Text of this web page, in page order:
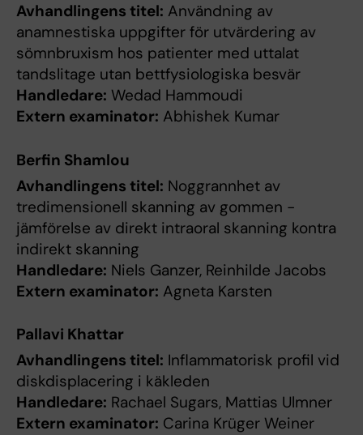
Avhandlingens titel: Användning av
anamnestiska uppgifter för utvärdering av
sömnbruxism hos patienter med uttalat
tandslitage utan bettfysiologiska besvär
Handledare: Wedad Hammoudi
Extern examinator: Abhishek Kumar
Berfin Shamlou
Avhandlingens titel: Noggrannhet av
tredimensionell skanning av gommen -
jämförelse av direkt intraoral skanning kontra
indirekt skanning
Handledare: Niels Ganzer, Reinhilde Jacobs
Extern examinator: Agneta Karsten
Pallavi Khattar
Avhandlingens titel: Inflammatorisk profil vid
diskdisplacering i käkleden
Handledare: Rachael Sugars, Mattias Ulmner
Extern examinator: Carina Krüger Weiner